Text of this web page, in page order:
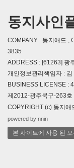
동지사인
COMPANY : 동지애드 ,
3835
ADDRESS : [61263] 광
개인정보관리책임자 :
BUSINESS LICENSE :
제2012-광주북구-263호
COPYRIGHT (c) 동지
powered by nnin
본 사이트에 사용 된